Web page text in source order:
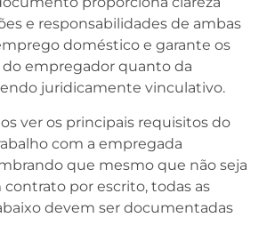
e responsabilidades de ambas
doméstico e garante os
empregador quanto da
juridicamente vinculativo.
ver os principais requisitos do
com a empregada
que mesmo que não seja
por escrito, todas as
devem ser documentadas